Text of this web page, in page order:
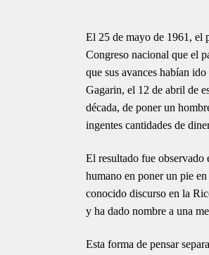
El 25 de mayo de 1961, el
Congreso nacional que el
que sus avances habían
Gagarin, el 12 de abril de
década, de poner un
ingentes cantidades de
El resultado fue
humano en poner un pie
conocido discurso en la
y ha dado nombre a una
Esta forma de pensar